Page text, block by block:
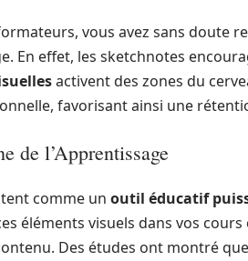
vous avez sans doute
En effet, les sketchnotes
activent des zones du
favorisant ainsi une
de l’Apprentissage
comme un outil éducatif
éléments visuels dans vos
Des études ont montré